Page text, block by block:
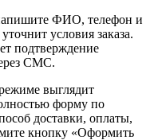
ФИО, телефон и
условия заказа.
подтверждение
СМС.
выглядит
форму по
доставки, оплаты,
кнопку «Оформить